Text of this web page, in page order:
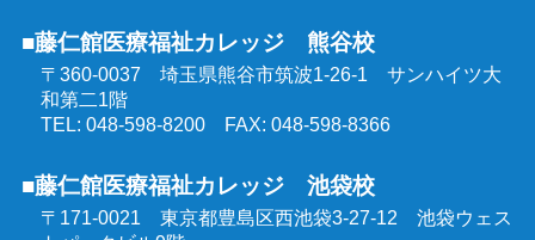
東京都委託 公共職業訓練
■藤仁館医療福祉カレッジ 熊谷校
〒360-0037 埼玉県熊谷市筑波1-26-1 サンハイツ大
和第二1階
TEL: 048-598-8200 FAX: 048-598-8366
■藤仁館医療福祉カレッジ 池袋校
〒171-0021 東京都豊島区西池袋3-27-12 池袋ウェス